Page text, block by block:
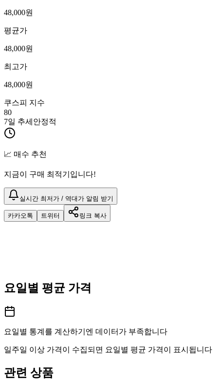
48,000원
평균가
48,000원
최고가
48,000원
쿠스피 지수
80
7일 추세 안정적
📈 매수 추천
지금이 구매 최적기입니다!
실시간 최저가 / 역대가 알림 받기
카카오톡 트위터 링크 복사
요일별 평균 가격
요일별 통계를 계산하기엔 데이터가 부족합니다
일주일 이상 가격이 수집되면 요일별 평균 가격이 표시됩니다
관련 상품